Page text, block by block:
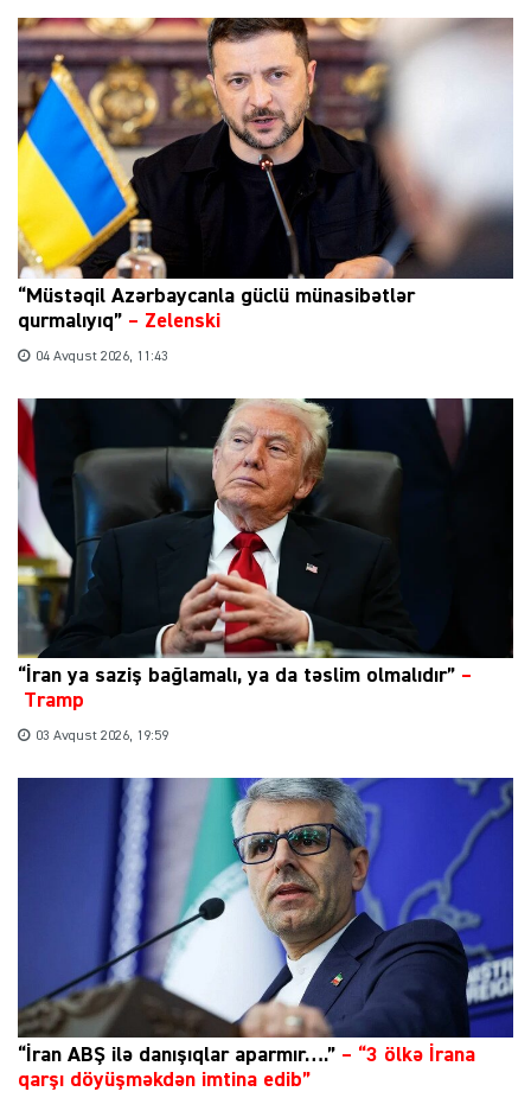
“Müstəqil Azərbaycanla güclü münasibətlər
qurmalıyıq” – Zelenski
04 Avqust 2026, 11:43
“İran ya saziş bağlamalı, ya da təslim olmalıdır” –
Tramp
03 Avqust 2026, 19:59
“İran ABŞ ilə danışıqlar aparmır….” – “3 ölkə İrana
qarşı döyüşməkdən imtina edib”